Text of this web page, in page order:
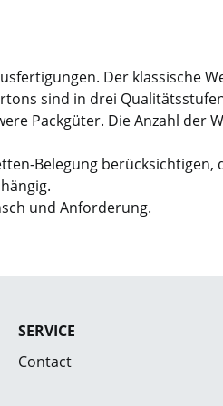
Der klassische
sind in drei
Packgüter. Die Anzahl der
Belegung berücksichtigen,
und Anforderung.
SERVICE
Contact